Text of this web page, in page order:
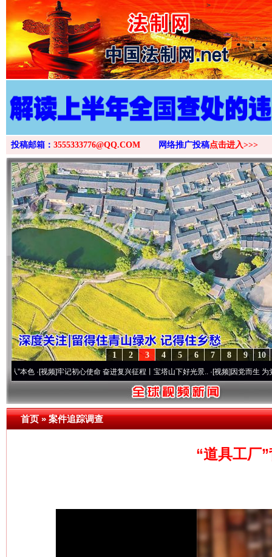
>
投稿邮箱： 3555333776@QQ.COM 网络推广投稿点击进入>>>
10
9
8
7
6
5
4
3
2
1
视频]牢记初心使命 奋进复兴征程丨宝塔山下好光景..·[视频]因党而生 为党而战——
首页»案件追踪调查
“道具工厂